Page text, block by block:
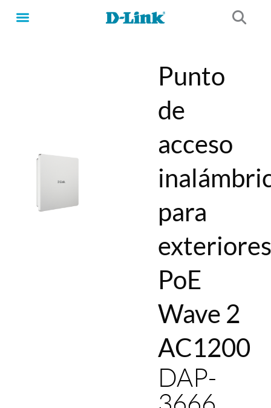
Punto
de
acceso
para
PoE
Wave 2
AC1200
DAP-